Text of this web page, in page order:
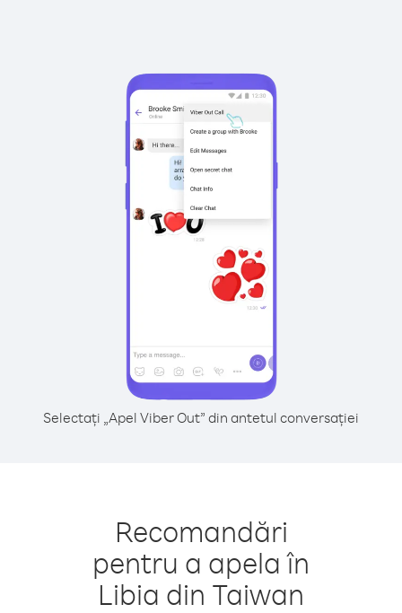
Selectați „Apel Viber Out” din antetul conversației
Recomandări
pentru a apela în
Libia din Taiwan